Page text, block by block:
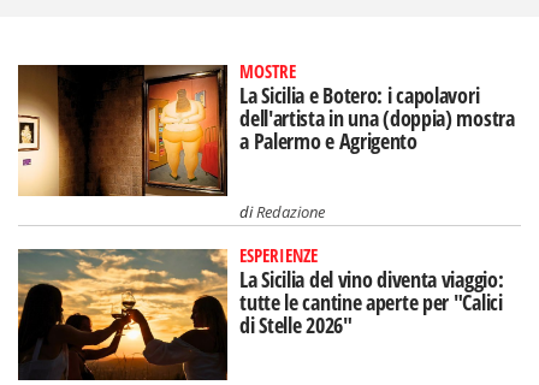
MOSTRE
La Sicilia e Botero: i capolavori
dell'artista in una (doppia) mostra
a Palermo e Agrigento
diRedazione
ESPERIENZE
La Sicilia del vino diventa viaggio:
tutte le cantine aperte per "Calici
di Stelle 2026"